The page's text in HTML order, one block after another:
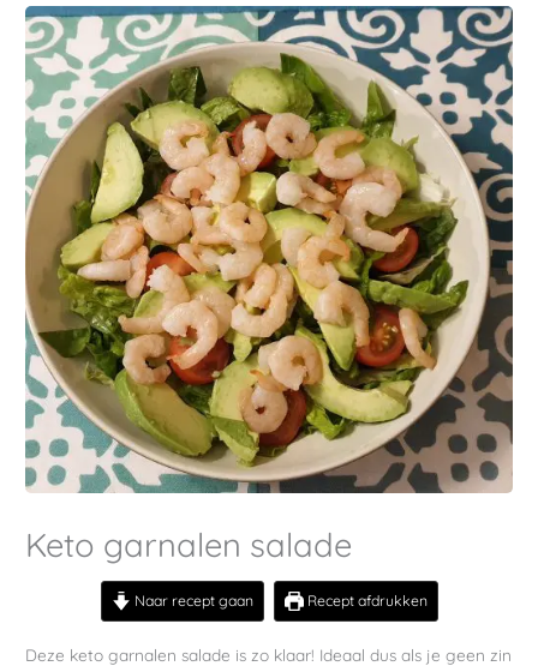
Keto garnalen salade
Naar recept gaan Recept afdrukken
Deze keto garnalen salade is zo klaar! Ideaal dus als je geen zin